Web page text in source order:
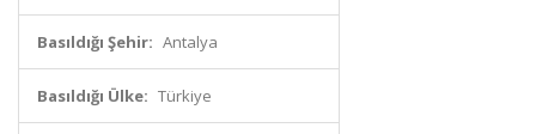
Basıldığı Şehir: Antalya
Basıldığı Ülke: Türkiye